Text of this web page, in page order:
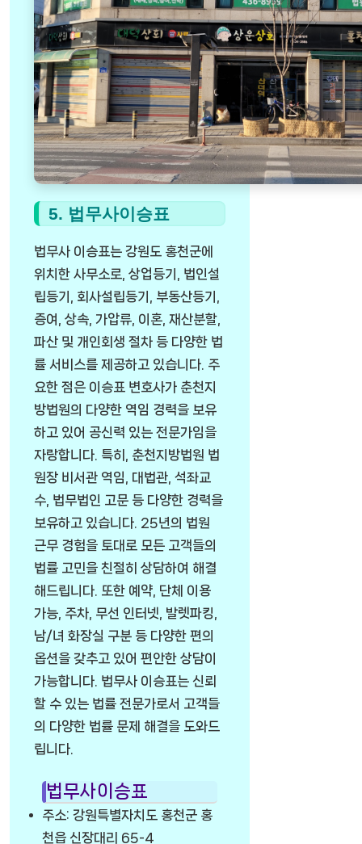
5. 법무사이승표
법무사 이승표는 강원도 홍천군에
위치한 사무소로, 상업등기, 법인설
립등기, 회사설립등기, 부동산등기,
증여, 상속, 가압류, 이혼, 재산분할,
파산 및 개인회생 절차 등 다양한 법
률 서비스를 제공하고 있습니다. 주
요한 점은 이승표 변호사가 춘천지
방법원의 다양한 역임 경력을 보유
하고 있어 공신력 있는 전문가임을
자랑합니다. 특히, 춘천지방법원 법
원장 비서관 역임, 대법관, 석좌교
수, 법무법인 고문 등 다양한 경력을
보유하고 있습니다. 25년의 법원
근무 경험을 토대로 모든 고객들의
법률 고민을 친절히 상담하여 해결
해드립니다. 또한 예약, 단체 이용
가능, 주차, 무선 인터넷, 발렛파킹,
남/녀 화장실 구분 등 다양한 편의
옵션을 갖추고 있어 편안한 상담이
가능합니다. 법무사 이승표는 신뢰
할 수 있는 법률 전문가로서 고객들
의 다양한 법률 문제 해결을 도와드
립니다.
법무사이승표
주소: 강원특별자치도 홍천군 홍
천읍 신장대리 65-4